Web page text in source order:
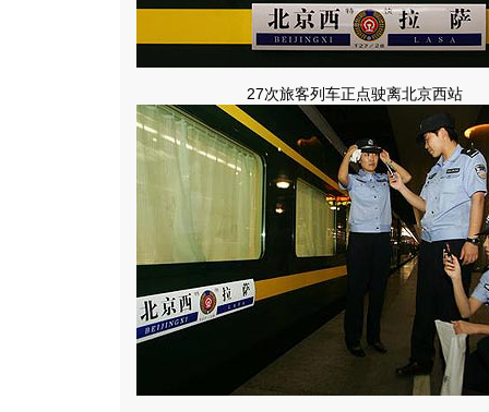
27次旅客列车正点驶离北京西站